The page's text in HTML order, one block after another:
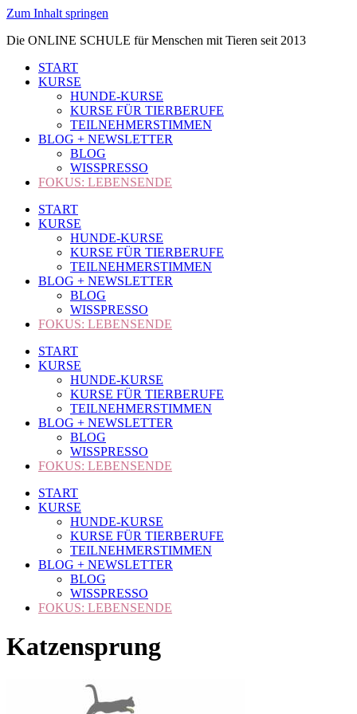
Zum Inhalt springen
Die ONLINE SCHULE für Menschen mit Tieren seit 2013
START
KURSE
HUNDE-KURSE
KURSE FÜR TIERBERUFE
TEILNEHMERSTIMMEN
BLOG + NEWSLETTER
BLOG
WISSPRESSO
FOKUS: LEBENSENDE
START
KURSE
HUNDE-KURSE
KURSE FÜR TIERBERUFE
TEILNEHMERSTIMMEN
BLOG + NEWSLETTER
BLOG
WISSPRESSO
FOKUS: LEBENSENDE
START
KURSE
HUNDE-KURSE
KURSE FÜR TIERBERUFE
TEILNEHMERSTIMMEN
BLOG + NEWSLETTER
BLOG
WISSPRESSO
FOKUS: LEBENSENDE
START
KURSE
HUNDE-KURSE
KURSE FÜR TIERBERUFE
TEILNEHMERSTIMMEN
BLOG + NEWSLETTER
BLOG
WISSPRESSO
FOKUS: LEBENSENDE
Katzensprung